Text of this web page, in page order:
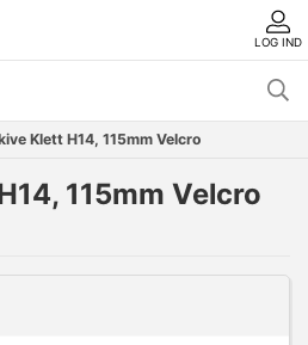
LOG IND
Klett H14, 115mm Velcro
115mm Velcro